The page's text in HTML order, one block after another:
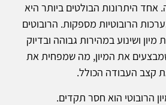
אחד היתרונות הבולטים ביותר היא
הרובוטיות מספקות. הרובוטים
ושינוע במהירות גבוהה ובדיוק
את המיון, מה שמפחית את
קצב העבודה הכולל.
הרובוטי הוא חסר תקדים.